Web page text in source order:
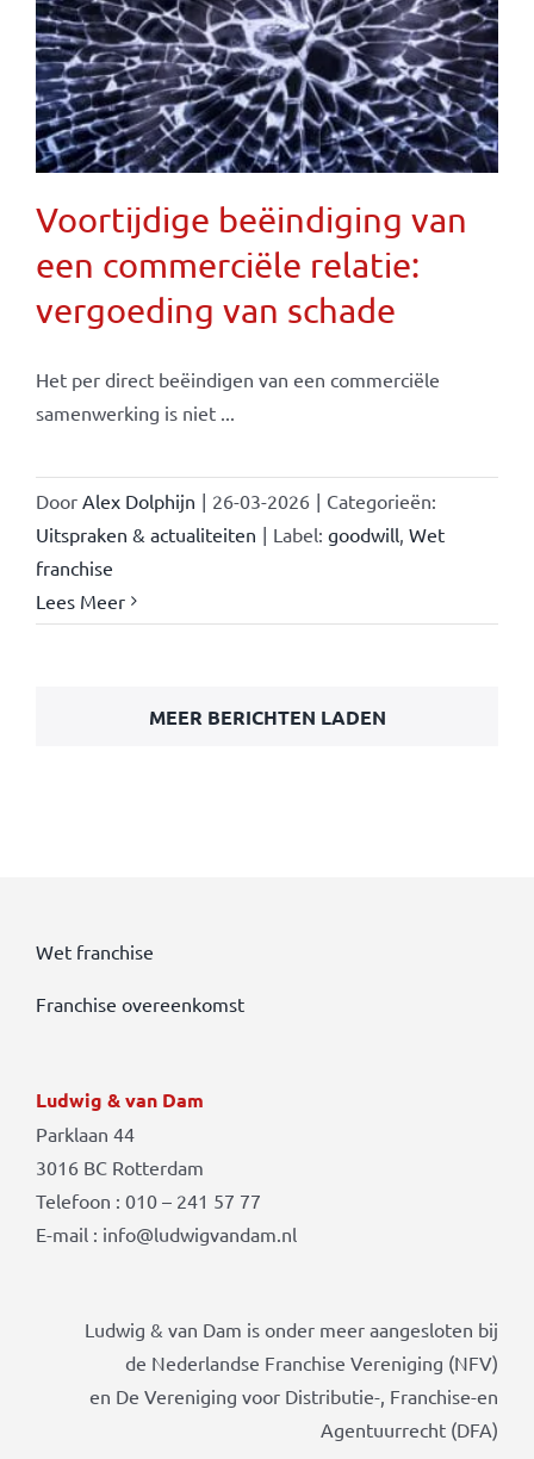
Voortijdige beëindiging van
een commerciële relatie:
vergoeding van schade
Het per direct beëindigen van een commerciële
samenwerking is niet ...
Door Alex Dolphijn | 26-03-2026 | Categorieën:
Uitspraken & actualiteiten | Label: goodwill, Wet
franchise
Lees Meer
MEER BERICHTEN LADEN
Wet franchise
Franchise overeenkomst
Ludwig & van Dam
Parklaan 44
3016 BC Rotterdam
Telefoon : 010 – 241 57 77
E-mail : info@ludwigvandam.nl
Ludwig & van Dam is onder meer aangesloten bij
de Nederlandse Franchise Vereniging (NFV)
en De Vereniging voor Distributie-, Franchise-en
Agentuurrecht (DFA)